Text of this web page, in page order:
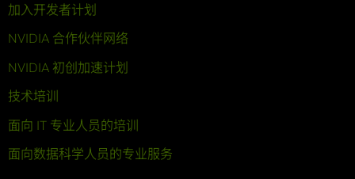
加入开发者计划
NVIDIA 合作伙伴网络
NVIDIA 初创加速计划
技术培训
面向 IT 专业人员的培训
面向数据科学人员的专业服务